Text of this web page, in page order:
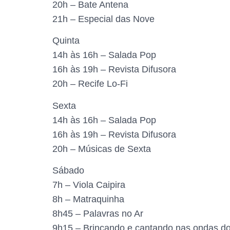
20h – Bate Antena
21h – Especial das Nove
Quinta
14h às 16h – Salada Pop
16h às 19h – Revista Difusora
20h – Recife Lo-Fi
Sexta
14h às 16h – Salada Pop
16h às 19h – Revista Difusora
20h – Músicas de Sexta
Sábado
7h – Viola Caipira
8h – Matraquinha
8h45 – Palavras no Ar
9h15 – Brincando e cantando nas ondas